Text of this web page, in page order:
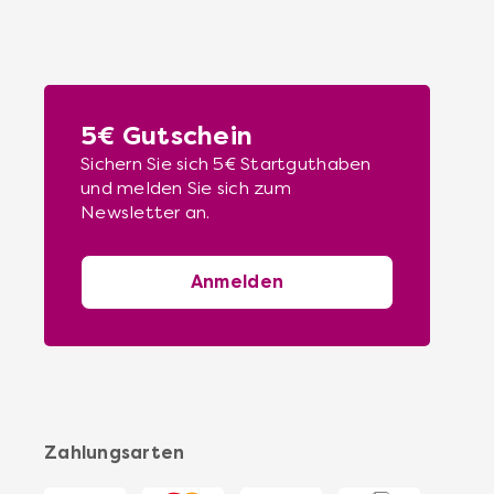
5€ Gutschein
Sichern Sie sich 5€ Startguthaben
und melden Sie sich zum
Newsletter an.
Anmelden
Zahlungsarten